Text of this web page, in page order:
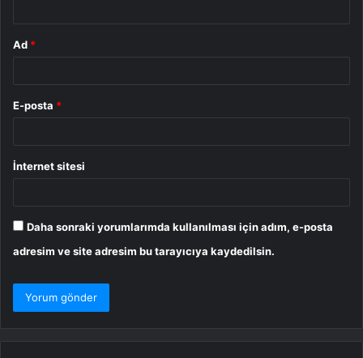
Ad *
E-posta *
İnternet sitesi
Daha sonraki yorumlarımda kullanılması için adım, e-posta
adresim ve site adresim bu tarayıcıya kaydedilsin.